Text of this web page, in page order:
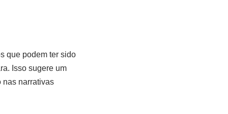
que podem ter sido
Isso sugere um
nas narrativas